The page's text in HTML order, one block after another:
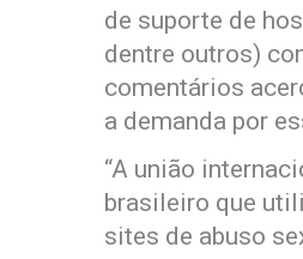
de suporte de
dentre outros)
comentários
a demanda por
“A união
brasileiro que
sites de abuso